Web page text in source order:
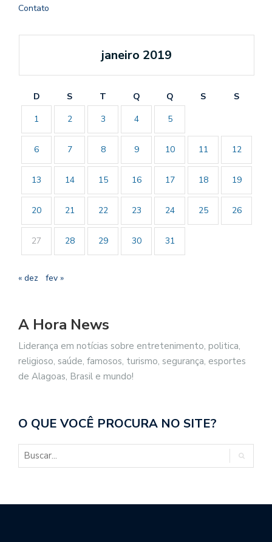
Contato
janeiro 2019
D S T Q Q S
S
1
2 3 4 5
6 7 8 9 10 11 12
13 14 15 16 17 18 19
20 21 22 23 24 25 26
27 28 29 30 31
« dez fev »
A Hora News
Liderança em notícias sobre entretenimento, politica,
religioso, saúde, famosos, turismo, segurança, esportes
de Alagoas, Brasil e mundo!
O QUE VOCÊ PROCURA NO SITE?